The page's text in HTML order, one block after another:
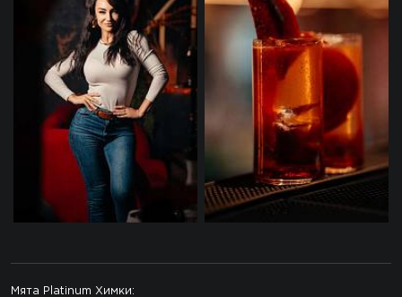
Мята Platinum Химки: